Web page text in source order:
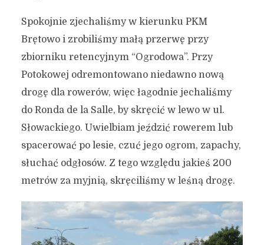
Spokojnie zjechaliśmy w kierunku PKM
Brętowo i zrobiliśmy małą przerwę przy
zbiorniku retencyjnym “Ogrodowa”. Przy
Potokowej odremontowano niedawno nową
drogę dla rowerów, więc łagodnie jechaliśmy
do Ronda de la Salle, by skręcić w lewo w ul.
Słowackiego. Uwielbiam jeździć rowerem lub
spacerować po lesie, czuć jego ogrom, zapachy,
słuchać odgłosów. Z tego względu jakieś 200
metrów za myjnią, skręciliśmy w leśną drogę.